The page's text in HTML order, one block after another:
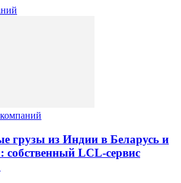
грузы из Индии в Беларусь и
собственный LCL-сервис